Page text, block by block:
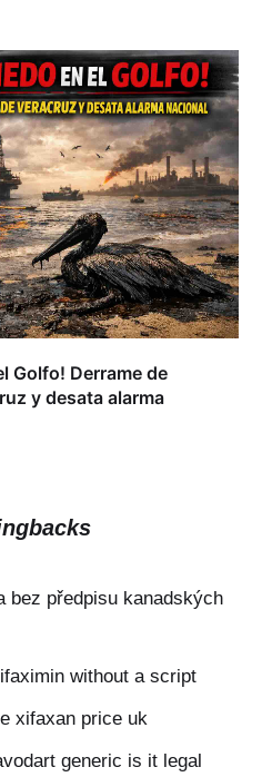
Golfo! Derrame de
y desata alarma
bez předpisu kanadských
without a script
xifaxan price uk
generic is it legal